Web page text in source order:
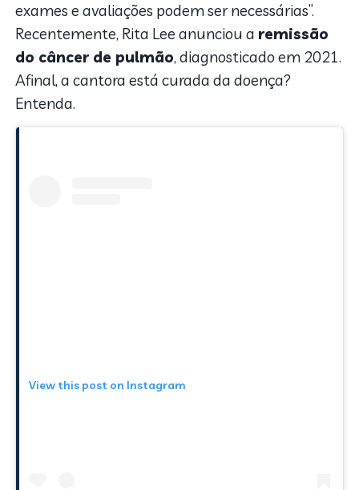
exames e avaliações podem ser necessárias”.
Recentemente, Rita Lee anunciou a remissão
do câncer de pulmão, diagnosticado em 2021.
Afinal, a cantora está curada da doença?
Entenda.
View this post on Instagram